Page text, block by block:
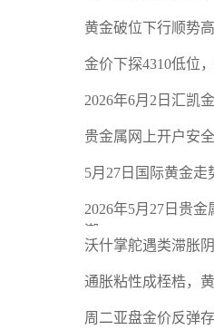
黄金破位下行顺势
金价下探4310低位
2026年6月2日汇凯
贵金属网上开户安
5月27日国际黄金
2026年5月27日贵
潮
沃什掌舵遇类滞胀
通胀粘性成桎梏，
周二亚盘金价反弹